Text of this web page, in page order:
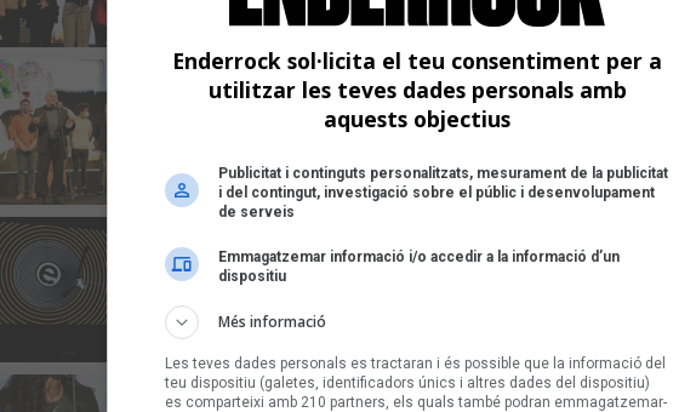
Enderrock sol·licita el teu consentiment per a
utilitzar les teves dades personals amb
aquests objectius
Publicitat i continguts personalitzats, mesurament de la publicitat
i del contingut, investigació sobre el públic i desenvolupament
de serveis
Emmagatzemar informació i/o accedir a la informació d’un
dispositiu
Més informació
Les teves dades personals es tractaran i és possible que la informació del
teu dispositiu (galetes, identificadors únics i altres dades del dispositiu)
es comparteixi amb 210 partners, els quals també podran emmagatzemar-